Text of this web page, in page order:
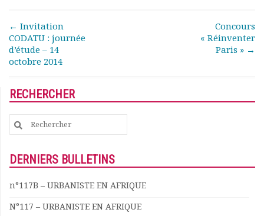
Offres d’emploi
Forum
Actualités
Post navigation
← Invitation
CODATU : journée
d’étude – 14
octobre 2014
Concours
« Réinventer
Paris » →
RECHERCHER
Search
for:
DERNIERS BULLETINS
n°117B – URBANISTE EN AFRIQUE
N°117 – URBANISTE EN AFRIQUE